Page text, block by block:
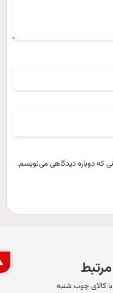
دوباره دیدگاهی می‌نویسم.
چوب شنبه